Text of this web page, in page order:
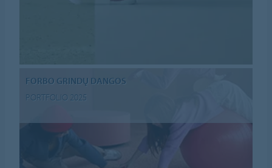
FORBO GRINDŲ DANGOS
PORTFOLIO 2025